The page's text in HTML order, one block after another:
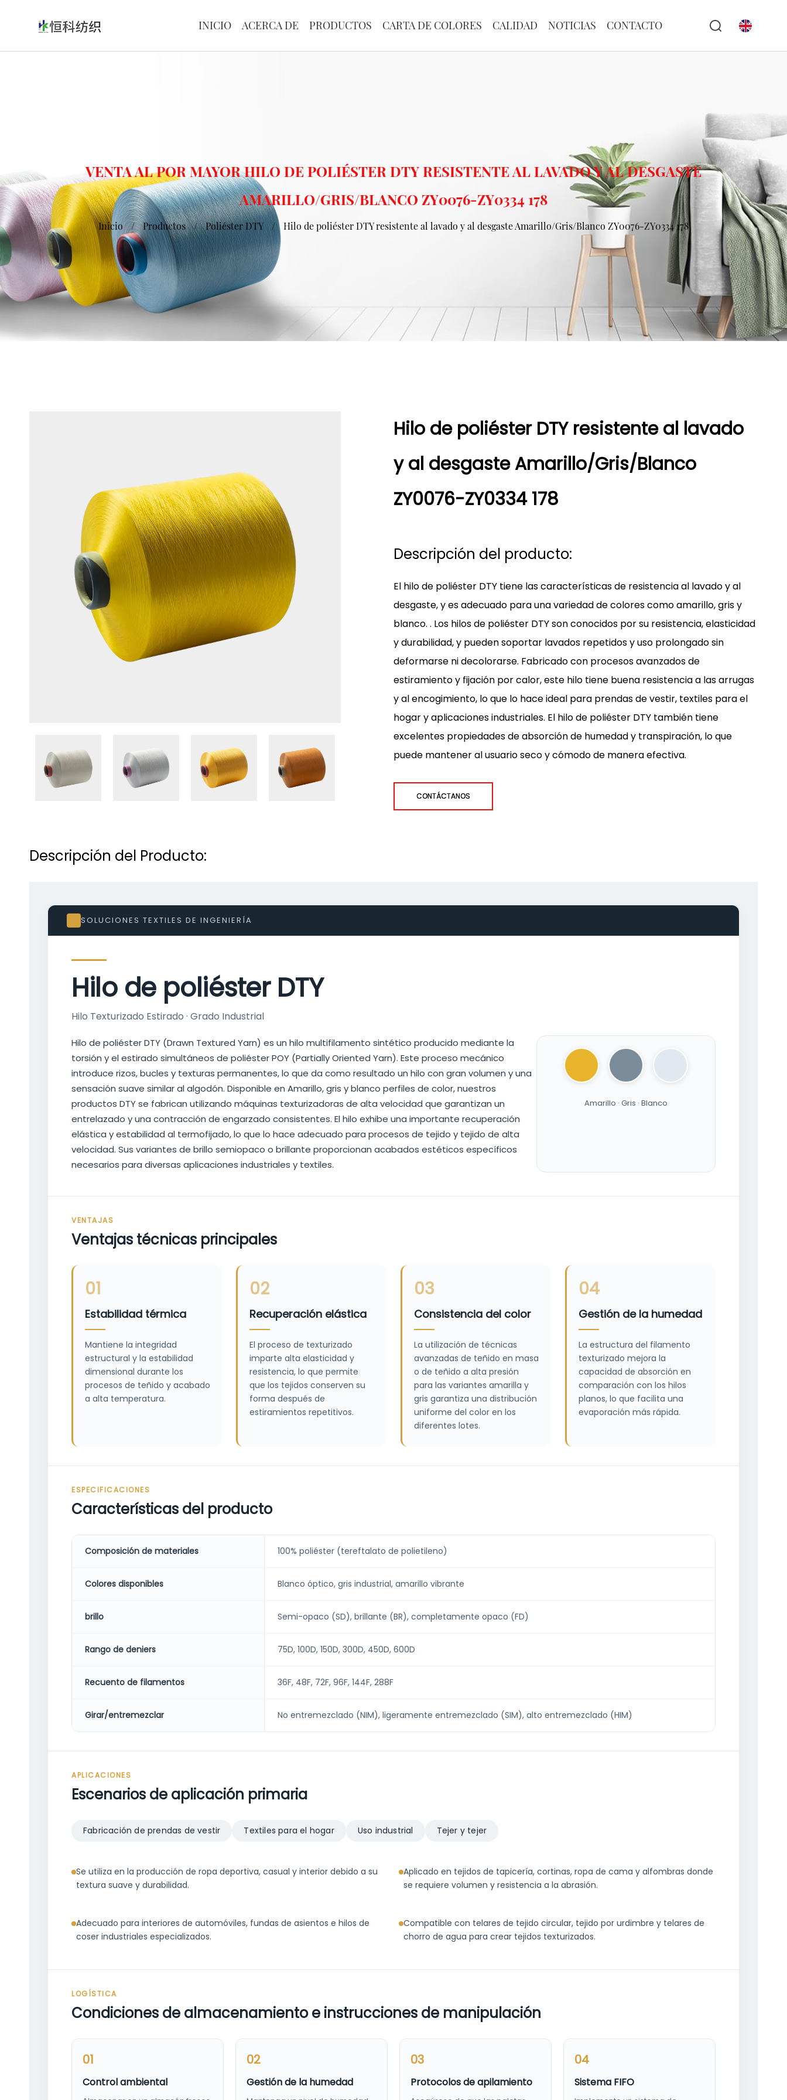
INICIO ACERCA DE PRODUCTOS CARTA DE COLORES CALIDAD NOTICIAS CONTACTO
VENTA AL POR MAYOR HILO DE POLIÉSTER DTY RESISTENTE AL LAVADO Y AL DESGASTE
AMARILLO/GRIS/BLANCO ZY0076-ZY0334 178
Inicio / Productos / Poliéster DTY / Hilo de poliéster DTY resistente al lavado y al desgaste Amarillo/Gris/Blanco ZY0076-ZY0334 178
Hilo de poliéster DTY resistente al lavado
y al desgaste Amarillo/Gris/Blanco
ZY0076-ZY0334 178
Descripción del producto:
El hilo de poliéster DTY tiene las características de resistencia al lavado y al
desgaste, y es adecuado para una variedad de colores como amarillo, gris y
blanco. . Los hilos de poliéster DTY son conocidos por su resistencia, elasticidad
y durabilidad, y pueden soportar lavados repetidos y uso prolongado sin
deformarse ni decolorarse. Fabricado con procesos avanzados de
estiramiento y fijación por calor, este hilo tiene buena resistencia a las arrugas
y al encogimiento, lo que lo hace ideal para prendas de vestir, textiles para el
hogar y aplicaciones industriales. El hilo de poliéster DTY también tiene
excelentes propiedades de absorción de humedad y transpiración, lo que
puede mantener al usuario seco y cómodo de manera efectiva.
CONTÁCTANOS
Descripción del Producto:
SOLUCIONES TEXTILES DE INGENIERÍA
Hilo de poliéster DTY
Hilo Texturizado Estirado · Grado Industrial
Hilo de poliéster DTY (Drawn Textured Yarn) es un hilo multifilamento sintético producido mediante la
torsión y el estirado simultáneos de poliéster POY (Partially Oriented Yarn). Este proceso mecánico
introduce rizos, bucles y texturas permanentes, lo que da como resultado un hilo con gran volumen y una
sensación suave similar al algodón. Disponible en Amarillo, gris y blanco perfiles de color, nuestros
productos DTY se fabrican utilizando máquinas texturizadoras de alta velocidad que garantizan un
entrelazado y una contracción de engarzado consistentes. El hilo exhibe una importante recuperación
elástica y estabilidad al termofijado, lo que lo hace adecuado para procesos de tejido y tejido de alta
velocidad. Sus variantes de brillo semiopaco o brillante proporcionan acabados estéticos específicos
necesarios para diversas aplicaciones industriales y textiles.
Amarillo · Gris · Blanco
VENTAJAS
Ventajas técnicas principales
01
Estabilidad térmica
Mantiene la integridad
estructural y la estabilidad
dimensional durante los
procesos de teñido y acabado
a alta temperatura.
02
Recuperación elástica
El proceso de texturizado
imparte alta elasticidad y
resistencia, lo que permite
que los tejidos conserven su
forma después de
estiramientos repetitivos.
03
Consistencia del color
La utilización de técnicas
avanzadas de teñido en masa
o de teñido a alta presión
para las variantes amarilla y
gris garantiza una distribución
uniforme del color en los
diferentes lotes.
04
Gestión de la humedad
La estructura del filamento
texturizado mejora la
capacidad de absorción en
comparación con los hilos
planos, lo que facilita una
evaporación más rápida.
ESPECIFICACIONES
Características del producto
Composición de materiales 100% poliéster (tereftalato de polietileno)
Colores disponibles Blanco óptico, gris industrial, amarillo vibrante
brillo Semi-opaco (SD), brillante (BR), completamente opaco (FD)
Rango de deniers 75D, 100D, 150D, 300D, 450D, 600D
Recuento de filamentos 36F, 48F, 72F, 96F, 144F, 288F
Girar/entremezclar No entremezclado (NIM), ligeramente entremezclado (SIM), alto entremezclado (HIM)
APLICACIONES
Escenarios de aplicación primaria
Fabricación de prendas de vestir Textiles para el hogar Uso industrial Tejer y tejer
Se utiliza en la producción de ropa deportiva, casual y interior debido a su
textura suave y durabilidad.
Aplicado en tejidos de tapicería, cortinas, ropa de cama y alfombras donde
se requiere volumen y resistencia a la abrasión.
Adecuado para interiores de automóviles, fundas de asientos e hilos de
coser industriales especializados.
Compatible con telares de tejido circular, tejido por urdimbre y telares de
chorro de agua para crear tejidos texturizados.
LOGÍSTICA
Condiciones de almacenamiento e instrucciones de manipulación
01
Control ambiental
02
Gestión de la humedad
03
Protocolos de apilamiento
04
Sistema FIFO